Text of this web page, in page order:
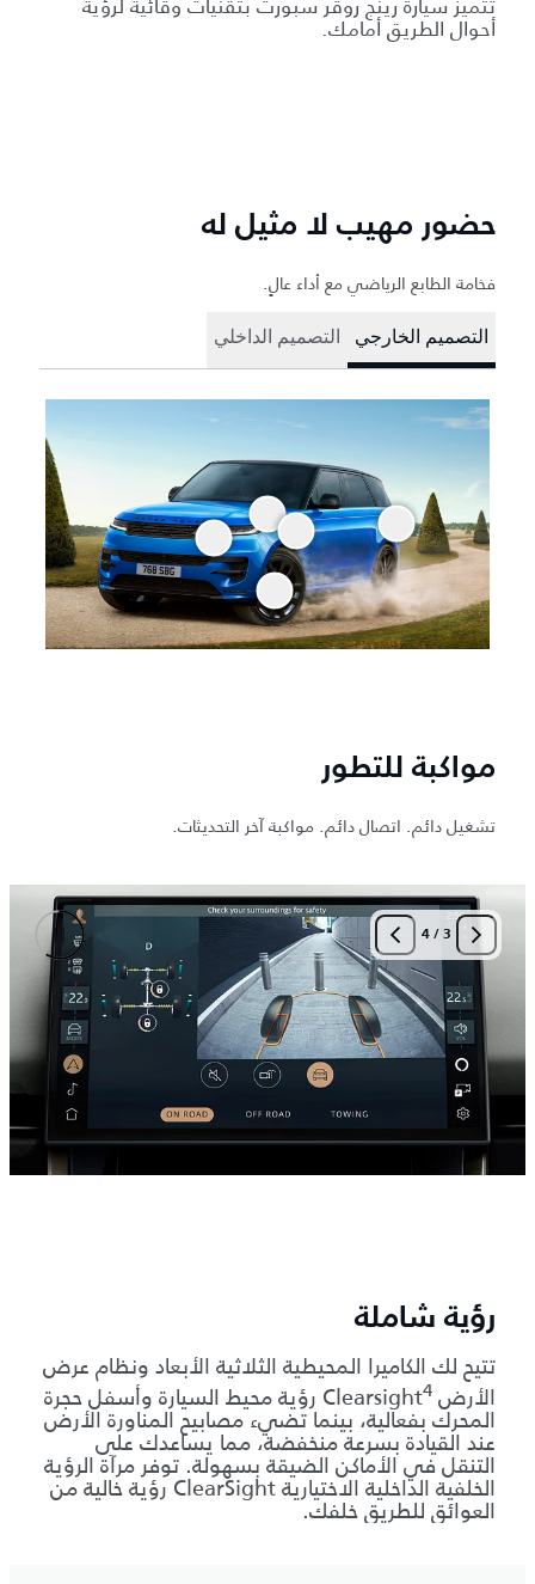
أحوال الطريق أمامك.
حضور مهيب لا مثيل له
فخامة الطابع الرياضي مع أداء عالٍ.
التصميم الخارجي التصميم الداخلي
مواكبة للتطور
تشغيل دائم. اتصال دائم. مواكبة آخر التحديثات.
رؤية شاملة
تتيح لك الكاميرا المحيطية الثلاثية الأبعاد ونظام عرض
الأرض Clearsight 4 رؤية محيط السيارة وأسفل حجرة
المحرك بفعالية، بينما تضيء مصابيح المناورة الأرض
عند القيادة بسرعة منخفضة، مما يساعدك على
التنقل في الأماكن الضيقة بسهولة. توفر مرآة الرؤية
الخلفية الداخلية الاختيارية ClearSight رؤية خالية من
العوائق للطريق خلفك.
3
/
4